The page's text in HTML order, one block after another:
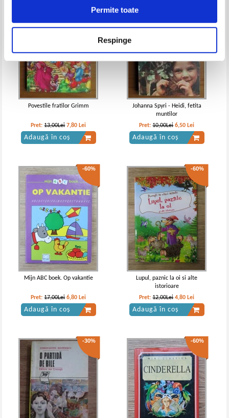
Permite toate
Respinge
Povestile fratilor Grimm
Pret:13,00Lei 7,80 Lei
Adaugă în coș
Johanna Spyri - Heidi, fetita
muntilor
Pret:10,00Lei 6,50 Lei
Adaugă în coș
-60%
Mijn ABC boek. Op vakantie
Pret:17,00Lei 6,80 Lei
Adaugă în coș
-60%
Lupul, paznic la oi si alte
istorioare
Pret:12,00Lei 4,80 Lei
Adaugă în coș
-30% -60%